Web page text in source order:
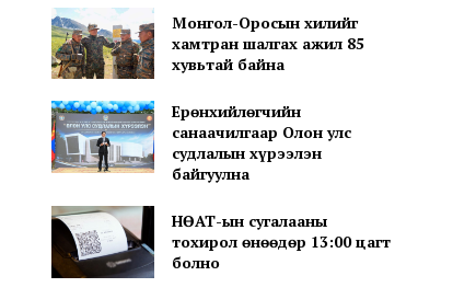
Монгол-Оросын хилийг
хамтран шалгах ажил 85
хувьтай байна
Ерөнхийлөгчийн
санаачилгаар Олон улс
судлалын хүрээлэн
байгуулна
НӨАТ-ын сугалааны
тохирол өнөөдөр 13:00 цагт
болно